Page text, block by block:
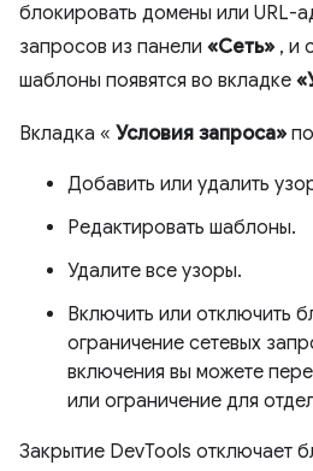
блокировать домены или URL-
запросов из панели «Сеть» , и
шаблоны появятся во вкладке
Вкладка « Условия запроса»
Добавить или удалить
Редактировать шаблоны.
Удалите все узоры.
Включить или отключить
ограничение сетевых
включения вы можете
или ограничение для
Закрытие DevTools отключает